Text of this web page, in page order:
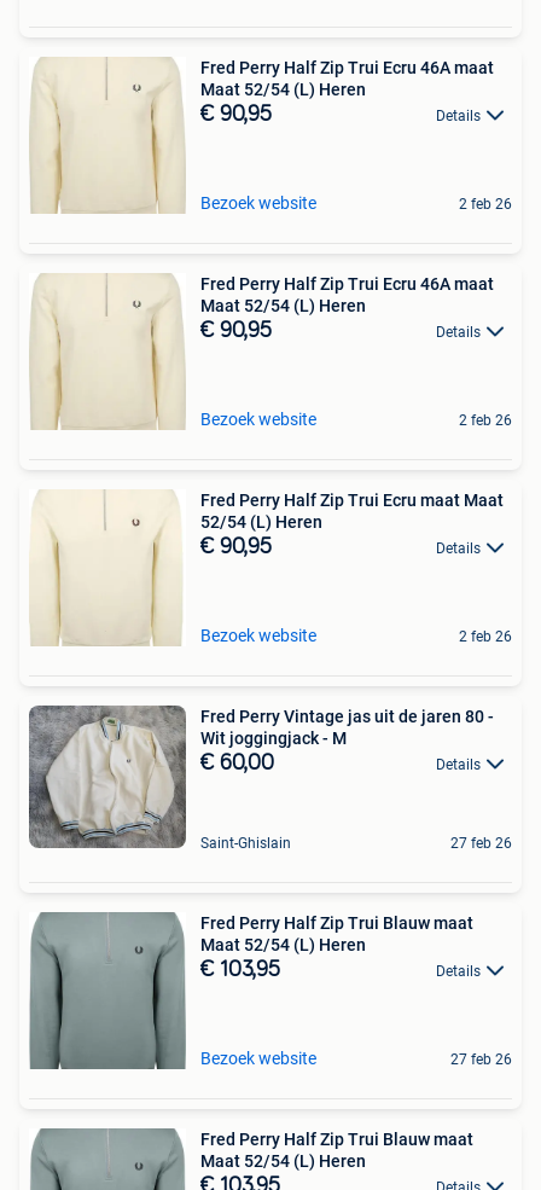
Fred Perry Half Zip Trui Ecru 46A maat
Maat 52/54 (L) Heren
€ 90,95 Details
Bezoek website 2 feb 26
Fred Perry Half Zip Trui Ecru 46A maat
Maat 52/54 (L) Heren
€ 90,95 Details
Bezoek website 2 feb 26
Fred Perry Half Zip Trui Ecru maat Maat
52/54 (L) Heren
€ 90,95 Details
Bezoek website 2 feb 26
Fred Perry Vintage jas uit de jaren 80 -
Wit joggingjack - M
€ 60,00 Details
Saint-Ghislain 27 feb 26
Fred Perry Half Zip Trui Blauw maat
Maat 52/54 (L) Heren
€ 103,95 Details
Bezoek website 27 feb 26
Fred Perry Half Zip Trui Blauw maat
Maat 52/54 (L) Heren